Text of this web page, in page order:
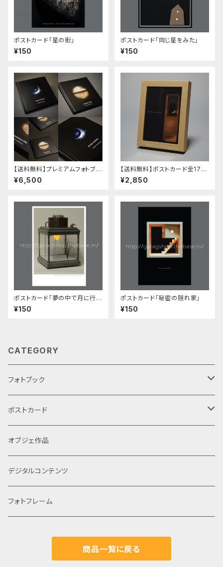
ポストカード「星の街」
¥150
ポストカード「同じ星をみた」
¥150
【送料無料】プレミアムフォトブッ
ク2冊セット(期間限定ポストカ
ードセットプレゼント中)
¥6,500
【送料無料】ポストカード全17種
セット＆紙箱式フォトフレーム(サ
イン入り)
¥2,850
ポストカード「夢の中で月に行く
装置」
¥150
ポストカード「秘密の隠れ家」
¥150
CATEGORY
フォトブック
プレミアム版
単品
セット
通常版
単品
セット
ポストカード
単品
セット
オブジェ作品
デジタルコンテンツ
フォトフレーム
商品一覧に戻る